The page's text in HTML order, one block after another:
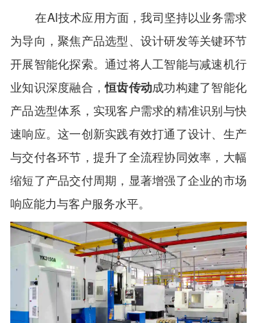
在AI技术应用方面，我司坚持以业务需求
为导向，聚焦产品选型、设计研发等关键环节
开展智能化探索。通过将人工智能与减速机行
业知识深度融合，恒齿传动成功构建了智能化
产品选型体系，实现客户需求的精准识别与快
速响应。这一创新实践有效打通了设计、生产
与交付各环节，提升了全流程协同效率，大幅
缩短了产品交付周期，显著增强了企业的市场
响应能力与客户服务水平。